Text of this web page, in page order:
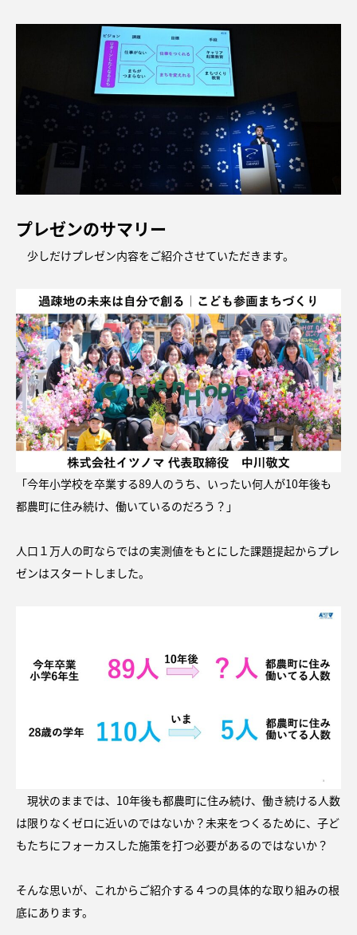
プレゼンのサマリー
少しだけプレゼン内容をご紹介させていただきます。
「今年小学校を卒業する89人のうち、いったい何人が10年後も
都農町に住み続け、働いているのだろう？」
人口１万人の町ならではの実測値をもとにした課題提起からプレ
ゼンはスタートしました。
現状のままでは、10年後も都農町に住み続け、働き続ける人数
は限りなくゼロに近いのではないか？未来をつくるために、子ど
もたちにフォーカスした施策を打つ必要があるのではないか？
そんな思いが、これからご紹介する４つの具体的な取り組みの根
底にあります。